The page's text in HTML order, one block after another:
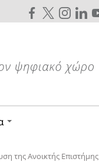
της Ανοικτής Επιστήμης